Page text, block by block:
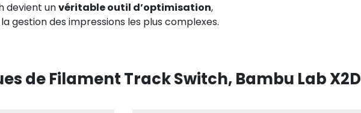
devient unvéritable outil d’optimisation,
des impressions les plus complexes.
de Filament Track Switch, Bambu Lab X2D